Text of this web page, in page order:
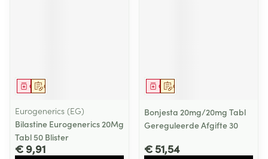
Op voorschrift
Geneesmiddel
Eurogenerics (EG)
Bilastine Eurogenerics 20Mg
Tabl 50 Blister
€ 9,91
Op voorschrift
Geneesmiddel
Bonjesta 20mg/20mg Tabl
Gereguleerde Afgifte 30
€ 51,54